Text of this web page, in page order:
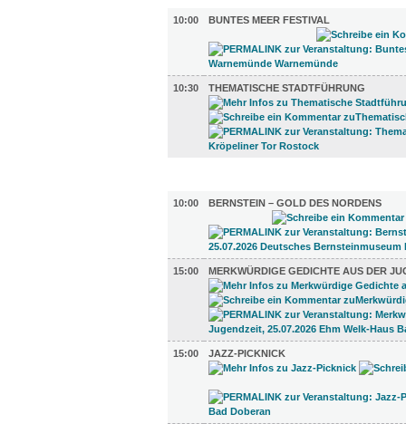
10:00
BUNTES MEER FESTIVAL
10:30 THEMATISCHE STADTFÜHRUNG
10:00
BERNSTEIN – GOLD DES NORDENS
15:00 MERKWÜRDIGE GEDICHTE AUS DER
15:00 JAZZ-PICKNICK